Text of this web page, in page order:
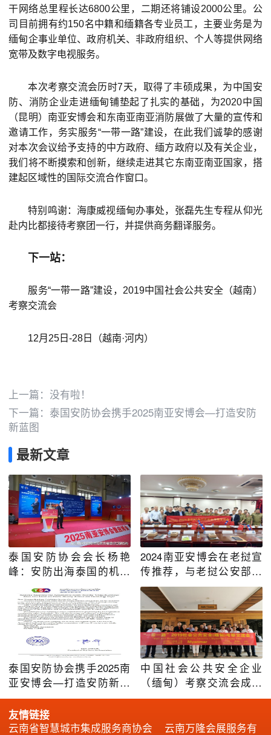
干网络总里程长达6800公里，二期还将铺设2000公里。公
司目前拥有约150名中籍和缅籍各专业员工，主要业务是为
缅甸企事业单位、政府机关、非政府组织、个人等提供网络
宽带及数字电视服务。
本次考察交流会历时7天，取得了丰硕成果，为中国安
防、消防企业走进缅甸铺垫起了扎实的基础，为2020中国
（昆明）南亚安博会和东南亚南亚消防展做了大量的宣传和
邀请工作，务实服务“一带一路”建设，在此我们诚挚的感谢
对本次会议给予支持的中方政府、缅方政府以及有关企业，
我们将不断摸索和创新，继续走进其它东南亚南亚国家，搭
建起区域性的国际交流合作窗口。
特别鸣谢：海康威视缅甸办事处，张磊先生专程从仰光
赴内比都接待考察团一行，并提供商务翻译服务。
下一站：
服务“一带一路”建设，2019中国社会公共安全（越南）
考察交流会
12月25日-28日（越南·河内）
上一篇：没有啦！
下一篇： 泰国安防协会携手2025南亚安博会—打造安防
新蓝图
最新文章
泰国安防协会会长杨艳
峰：安防出海泰国的机遇
与挑战
2024南亚安博会在老挝宣
传推荐，与老挝公安部和
多家企业座谈交流
泰国安防协会携手2025南
亚安博会—打造安防新蓝
图
中国社会公共安全企业
（缅甸）考察交流会成功
举办
友情链接
云南省智慧城市集成服务商协会
云南万隆会展服务有